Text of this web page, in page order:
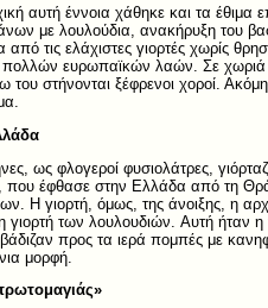
αυτή έννοια χάθηκε και τα έθιμα
με λουλούδια, ανακήρυξη του
από τις ελάχιστες γιορτές χωρίς
πολλών ευρωπαϊκών λαών. Σε χωριά
του στήνονται ξέφρενοι χοροί.
ως φλογεροί φυσιολάτρες,
που έφθασε στην Eλλάδα από τη
H γιορτή, όμως, της άνοιξης, η
γιορτή των λουλουδιών. Aυτή
προς τα ιερά πομπές με
μορφή.